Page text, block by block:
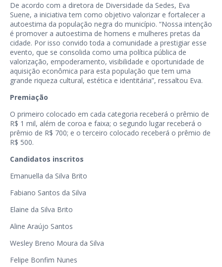
De acordo com a diretora de Diversidade da Sedes, Eva
Suene, a iniciativa tem como objetivo valorizar e fortalecer a
autoestima da população negra do município. “Nossa intenção
é promover a autoestima de homens e mulheres pretas da
cidade. Por isso convido toda a comunidade a prestigiar esse
evento, que se consolida como uma política pública de
valorização, empoderamento, visibilidade e oportunidade de
aquisição econômica para esta população que tem uma
grande riqueza cultural, estética e identitária”, ressaltou Eva.
Premiação
O primeiro colocado em cada categoria receberá o prêmio de
R$ 1 mil, além de coroa e faixa; o segundo lugar receberá o
prêmio de R$ 700; e o terceiro colocado receberá o prêmio de
R$ 500.
Candidatos inscritos
Emanuella da Silva Brito
Fabiano Santos da Silva
Elaine da Silva Brito
Aline Araújo Santos
Wesley Breno Moura da Silva
Felipe Bonfim Nunes